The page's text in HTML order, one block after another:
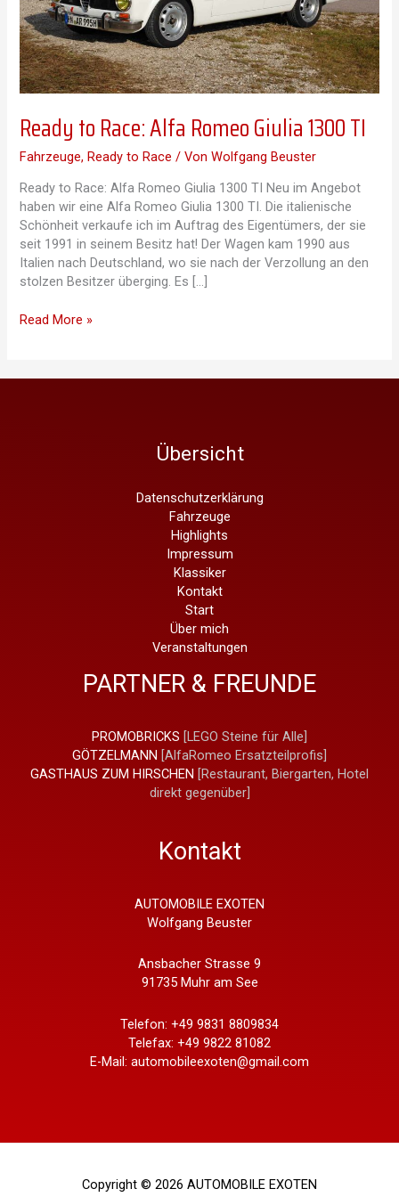
Ready to Race: Alfa Romeo Giulia 1300 TI
Fahrzeuge,Ready to Race / VonWolfgang Beuster
Ready to Race: Alfa Romeo Giulia 1300 TI Neu im Angebot
haben wir eine Alfa Romeo Giulia 1300 TI. Die italienische
Schönheit verkaufe ich im Auftrag des Eigentümers, der sie
seit 1991 in seinem Besitz hat! Der Wagen kam 1990 aus
Italien nach Deutschland, wo sie nach der Verzollung an den
stolzen Besitzer überging. Es […]
Ready
Alfa
Read More »
Übersicht
Datenschutzerklärung
Fahrzeuge
Highlights
Impressum
Klassiker
Kontakt
Start
Über mich
Veranstaltungen
PARTNER & FREUNDE
PROMOBRICKS [LEGO Steine für Alle]
GÖTZELMANN [AlfaRomeo Ersatzteilprofis]
GASTHAUS ZUM HIRSCHEN [Restaurant, Biergarten, Hotel
direkt gegenüber]
Kontakt
AUTOMOBILE EXOTEN
Wolfgang Beuster
Ansbacher Strasse 9
91735 Muhr am See
Telefon: +49 9831 8809834
Telefax: +49 9822 81082
E-Mail: automobileexoten@gmail.com
Copyright © 2026 AUTOMOBILE EXOTEN